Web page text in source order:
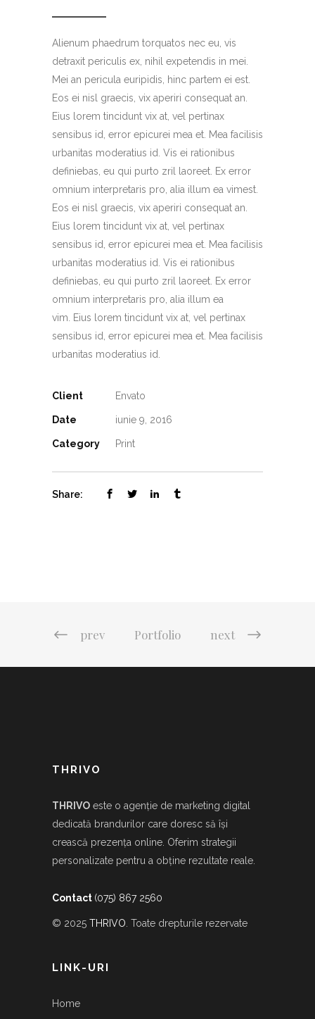
Alienum phaedrum torquatos nec eu, vis
detraxit periculis ex, nihil expetendis in mei.
Mei an pericula euripidis, hinc partem ei est.
Eos ei nisl graecis, vix aperiri consequat an.
Eius lorem tincidunt vix at, vel pertinax
sensibus id, error epicurei mea et. Mea facilisis
urbanitas moderatius id. Vis ei rationibus
definiebas, eu qui purto zril laoreet. Ex error
omnium interpretaris pro, alia illum ea vimest.
Eos ei nisl graecis, vix aperiri consequat an.
Eius lorem tincidunt vix at, vel pertinax
sensibus id, error epicurei mea et. Mea facilisis
urbanitas moderatius id. Vis ei rationibus
definiebas, eu qui purto zril laoreet. Ex error
omnium interpretaris pro, alia illum ea
vim. Eius lorem tincidunt vix at, vel pertinax
sensibus id, error epicurei mea et. Mea facilisis
urbanitas moderatius id.
Client Envato
Date iunie 9, 2016
Category Print
Share:
prev Portfolio next
THRIVO
THRIVO este o agenție de marketing digital
dedicată brandurilor care doresc să își
crească prezența online. Oferim strategii
personalizate pentru a obține rezultate reale.
Contact (075) 867 2560
© 2025 THRIVO . Toate drepturile rezervate
LINK-URI
Home